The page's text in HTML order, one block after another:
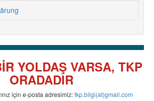
YOLDAŞ VARSA, TKP
ORADADIR
için e-posta adresimiz:tkp.bilgi(at)gmail.com